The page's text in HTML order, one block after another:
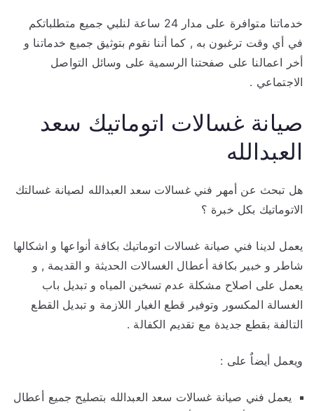
خدماتنا متوافرة على مدار 24 ساعة لنلبي جميع متطلباتكم
في أي وقت ترغبون به , كما أننا نقوم بتوثيق جميع خدماتنا و
أخر اعمالنا على صفحتنا الرسمية على وسائل التواصل
الاجتماعي .
صيانة غسالات اتوماتيك سعد
العبدالله
هل تبحث عن أمهر فني غسالات سعد العبدالله لصيانة غسالتك
الاتوماتيك بكل خبرة ؟
يعمل لدينا فني صيانة غسالات اتوماتيك بكافة أنواعها و اشكالها
شاطر و خبير بكافة أعطال الغسالات الحديثة و القديمة , و
يعمل على اصلاح مشكلة عدم تسخين المياه و تبديل باب
الغسالة المكسور وتوفير قطع الغيار اللازمة و تبديل القطع
التالفة بقطع جديدة مع تقديم الكفالة .
ويعمل أيضاٌ على :
يعمل فني صيانة غسالات سعد العبدالله بتصليح جميع أعطال